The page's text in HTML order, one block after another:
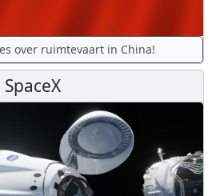
over ruimtevaart in China!
SpaceX